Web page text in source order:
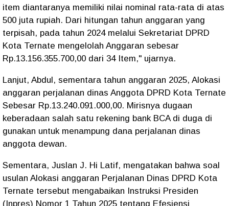
item diantaranya memiliki nilai nominal rata-rata di atas
500 juta rupiah. Dari hitungan tahun anggaran yang
terpisah, pada tahun 2024 melalui Sekretariat DPRD
Kota Ternate mengelolah Anggaran sebesar
Rp.13.156.355.700,00 dari 34 Item," ujarnya.
Lanjut, Abdul, sementara tahun anggaran 2025, Alokasi
anggaran perjalanan dinas Anggota DPRD Kota Ternate
Sebesar Rp.13.240.091.000,00. Mirisnya dugaan
keberadaan salah satu rekening bank BCA di duga di
gunakan untuk menampung dana perjalanan dinas
anggota dewan.
Sementara, Juslan J. Hi Latif, mengatakan bahwa soal
usulan Alokasi anggaran Perjalanan Dinas DPRD Kota
Ternate tersebut mengabaikan Instruksi Presiden
(Inpres) Nomor 1 Tahun 2025 tentang Efesiensi